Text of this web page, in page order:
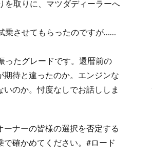
を取りに、マツダディーラーへ
乗させてもらったのですが……
ったグレードです。還暦前の
期待と違ったのか。エンジンな
のか。忖度なしでお話ししま
ナーの皆様の選択を否定する
確かめてください。#ロード